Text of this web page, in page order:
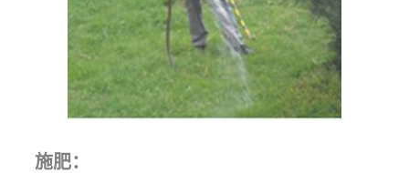
施肥：